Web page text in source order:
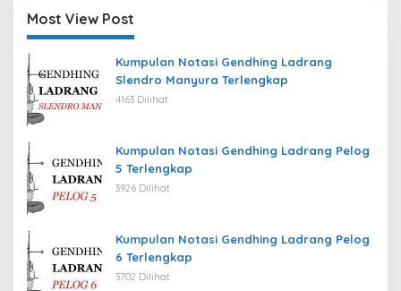
Most View Post
Kumpulan Notasi Gendhing Ladrang
Slendro Manyura Terlengkap
4163 Dilihat
Kumpulan Notasi Gendhing Ladrang Pelog
5 Terlengkap
3926 Dilihat
Kumpulan Notasi Gendhing Ladrang Pelog
6 Terlengkap
3702 Dilihat